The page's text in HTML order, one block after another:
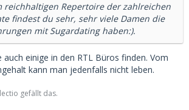
reichhaltigen Repertoire der zahlreichen
findest du sehr, sehr viele Damen die
mit Sugardating haben:).
einige in den RTL Büros finden. Vom
kann man jedenfalls nicht leben.
gefällt das.